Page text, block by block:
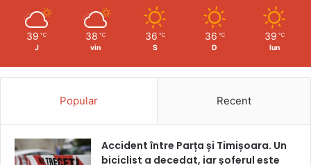
39 ℃
J
38 ℃
vin
36 ℃
S
36 ℃
D
39 ℃
lun
Popular Recent
Accident între Parța și Timișoara. Un
biciclist a decedat, iar șoferul este